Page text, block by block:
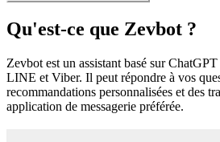
Qu'est-ce que Zevbot ?
Zevbot est un assistant basé sur
LINE et Viber. Il peut répondre à vos
recommandations personnalisées et des
application de messagerie préférée.